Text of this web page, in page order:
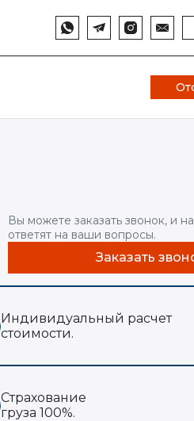
Индивидуальный расчет
стоимости.
Страхование
груза 100%.
Вы можете заказать звонок, и
ответят на ваши вопросы.
Заказать